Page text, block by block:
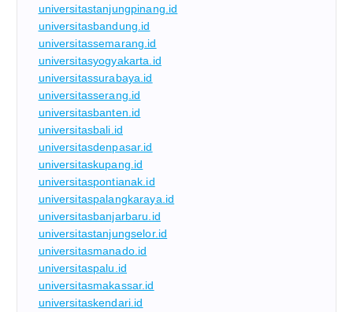
universitastanjungpinang.id
universitasbandung.id
universitassemarang.id
universitasyogyakarta.id
universitassurabaya.id
universitasserang.id
universitasbanten.id
universitasbali.id
universitasdenpasar.id
universitaskupang.id
universitaspontianak.id
universitaspalangkaraya.id
universitasbanjarbaru.id
universitastanjungselor.id
universitasmanado.id
universitaspalu.id
universitasmakassar.id
universitaskendari.id